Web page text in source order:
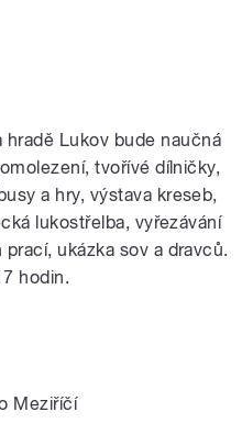
hradě Lukov bude naučná
tvořívé dílničky,
a hry, výstava kreseb,
lukostřelba, vyřezávání
ukázka sov a dravců.
hodin.
Meziříčí